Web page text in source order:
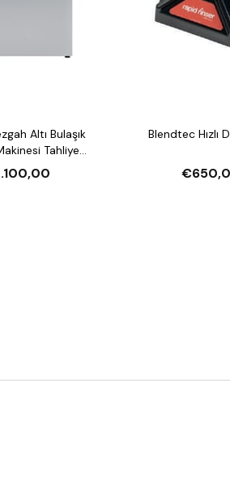
Tahliye
Pompalı ve
Pompalı
Blendtec Hızlı